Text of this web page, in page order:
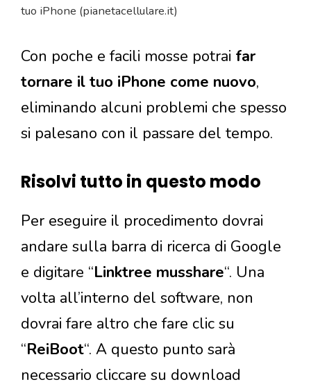
tuo iPhone (pianetacellulare.it)
Con poche e facili mosse potrai far
tornare il tuo iPhone come nuovo,
eliminando alcuni problemi che spesso
si palesano con il passare del tempo.
Risolvi tutto in questo modo
Per eseguire il procedimento dovrai
andare sulla barra di ricerca di Google
e digitare “Linktree musshare“. Una
volta all’interno del software, non
dovrai fare altro che fare clic su
“ReiBoot“. A questo punto sarà
necessario cliccare su download